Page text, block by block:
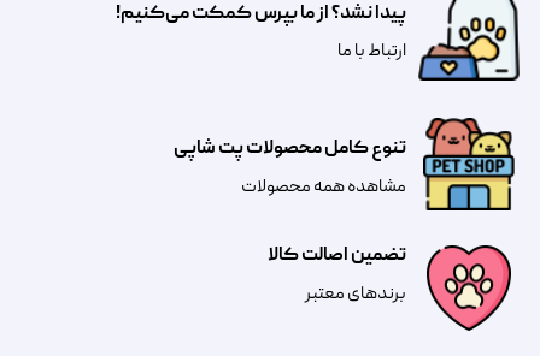
تضمین اصالت کالا
​​برندهای معتبر​​​​​​​
تنوع کامل محصولات پت شاپی
مشاهده همه محصولات
پیدا نشد؟ از ما بپرس کمکت می‌کنیم!
​​​ارتباط با ما